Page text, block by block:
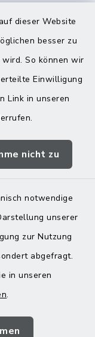
dieser Website
besser zu
So können wir
Einwilligung
Link in unseren
nicht zu
notwendige
unserer
zur Nutzung
abgefragt.
in unseren
.